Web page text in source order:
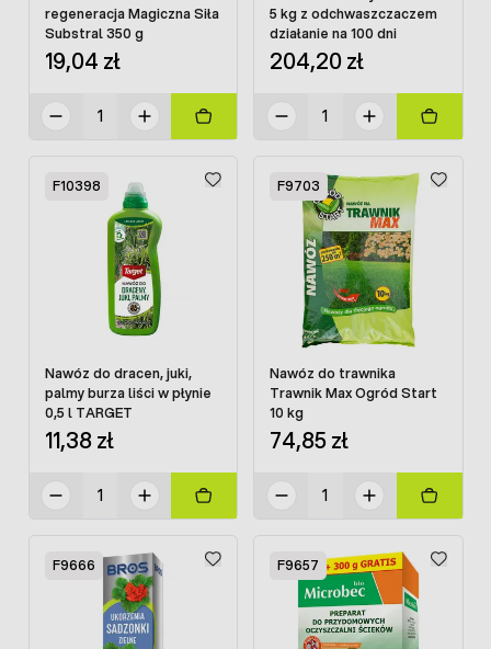
regeneracja Magiczna Siła
Substral 350 g
19,04 zł
5 kg z odchwaszczaczem
działanie na 100 dni
204,20 zł
F10398
Nawóz do dracen, juki,
palmy burza liści w płynie
0,5 l TARGET
11,38 zł
F9703
Nawóz do trawnika
Trawnik Max Ogród Start
10 kg
74,85 zł
F9666 F9657